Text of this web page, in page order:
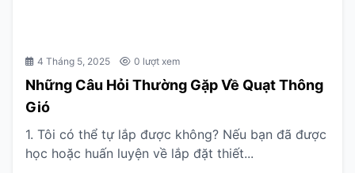
4 Tháng 5, 2025 0 lượt xem
Những Câu Hỏi Thường Gặp Về Quạt Thông
Gió
1. Tôi có thể tự lắp được không? Nếu bạn đã được
học hoặc huấn luyện về lắp đặt thiết...